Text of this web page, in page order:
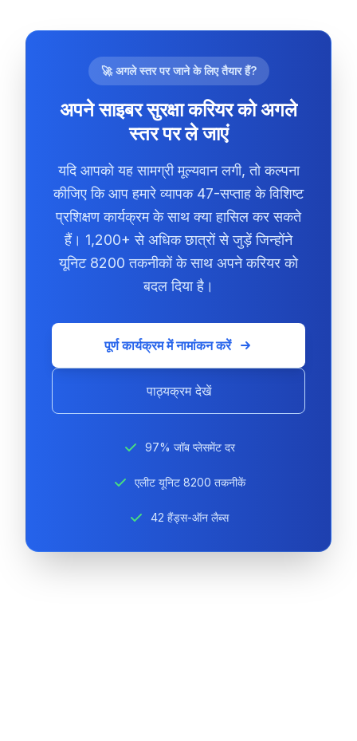
🚀 अगले स्तर पर जाने के लिए तैयार हैं?
अपने साइबर सुरक्षा करियर को अगले
स्तर पर ले जाएं
यदि आपको यह सामग्री मूल्यवान लगी, तो कल्पना
कीजिए कि आप हमारे व्यापक 47-सप्ताह के विशिष्ट
प्रशिक्षण कार्यक्रम के साथ क्या हासिल कर सकते
हैं। 1,200+ से अधिक छात्रों से जुड़ें जिन्होंने
यूनिट 8200 तकनीकों के साथ अपने करियर को
बदल दिया है।
पूर्ण कार्यक्रम में नामांकन करें
पाठ्यक्रम देखें
97% जॉब प्लेसमेंट दर
एलीट यूनिट 8200 तकनीकें
42 हैंड्स-ऑन लैब्स